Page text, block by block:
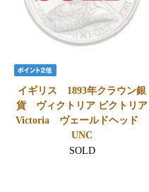
イギリス 1893年クラウン銀
貨 ヴィクトリア ビクトリア
Victoria ヴェールドヘッド
UNC
SOLD